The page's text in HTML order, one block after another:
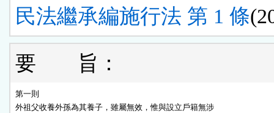
民法繼承編施行法 第 1 條
要 旨：
第一則
外祖父收養外孫為其養子，雖屬無效，惟與設立戶籍無涉